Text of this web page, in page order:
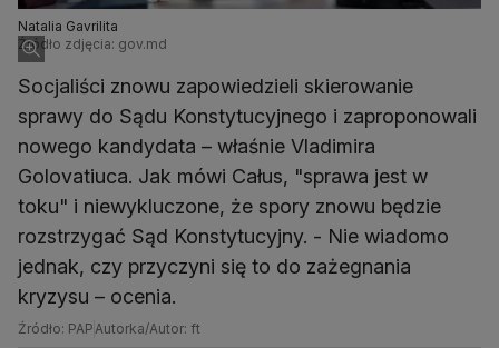
Natalia Gavrilita
Źródło zdjęcia: gov.md
Socjaliści znowu zapowiedzieli skierowanie
sprawy do Sądu Konstytucyjnego i zaproponowali
nowego kandydata – właśnie Vladimira
Golovatiuca. Jak mówi Całus, "sprawa jest w
toku" i niewykluczone, że spory znowu będzie
rozstrzygać Sąd Konstytucyjny. - Nie wiadomo
jednak, czy przyczyni się to do zażegnania
kryzysu – ocenia.
Źródło: PAP Autorka/Autor: ft